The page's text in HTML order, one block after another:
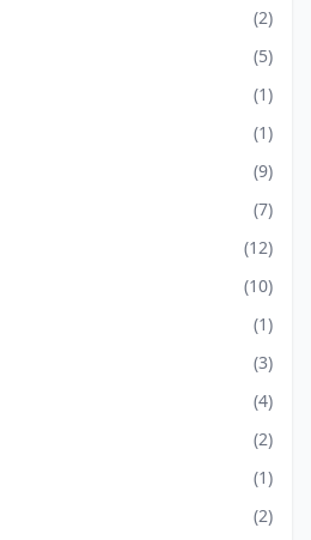
(2)
(5)
(1)
(1)
(9)
(7)
(12)
(10)
(1)
(3)
(4)
(2)
(1)
(2)